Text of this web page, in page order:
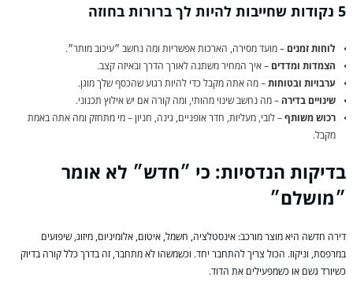
5 נקודות שחייבות להיות לך ברורות בחוזה
לוחות זמנים – מועד מסירה, הארכות אפשריות ומה נחשב ״עיכוב מותר״.
הצמדות ומדדים – איך המחיר משתנה לאורך הדרך ובאיזה קצב.
ערבויות ובטוחות– מה אתה מקבל כדי להיות רגוע שהכסף שלך מוגן.
שינויים בדירה – מה נחשב שינוי מהותי, ומה קורה אם יש אילוץ תכנוני.
רכוש משותף– לובי, מעליות, חדר אופניים, גינה, חניון – מי מתחזק ומה אתה באמת
מקבל.
בדיקות הנדסיות: כי ״חדש״ לא אומר
״מושלם״
דירה חדשה היא מוצר מורכב: אינסטלציה, חשמל, איטום, אלומיניום, מיזוג, שיפועים
במרפסת, וניקוז. הכול צריך להתחבר יחד. וכשמשהו לא מתחבר, זה בדרך כלל קורה בדיוק
כשיורד גשם או כשמפעילים את הדוד.